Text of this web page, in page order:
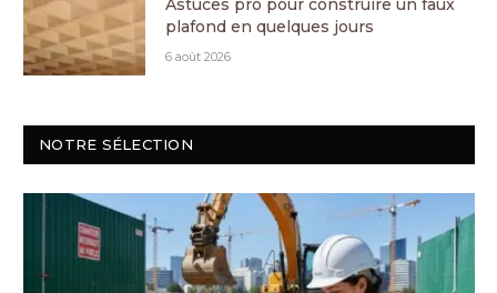
Astuces pro pour construire un faux
plafond en quelques jours
6 août 2026
NOTRE SÉLECTION